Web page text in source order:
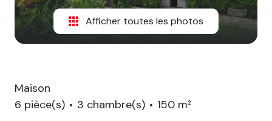
Afficher toutes les photos
Maison
6 pièce(s)
3 chambre(s)
150 m²